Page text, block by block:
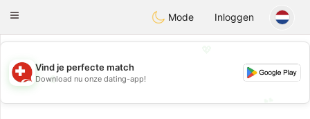
Suissi
Toggle
Mode Inloggen
💖
💕
Vind je perfecte match
Download nu onze dating-app!